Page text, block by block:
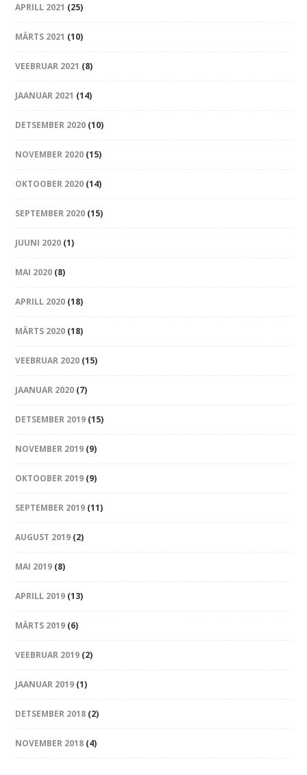
APRILL 2021 (25)
MÄRTS 2021 (10)
VEEBRUAR 2021 (8)
JAANUAR 2021 (14)
DETSEMBER 2020 (10)
NOVEMBER 2020 (15)
OKTOOBER 2020 (14)
SEPTEMBER 2020 (15)
JUUNI 2020 (1)
MAI 2020 (8)
APRILL 2020 (18)
MÄRTS 2020 (18)
VEEBRUAR 2020 (15)
JAANUAR 2020 (7)
DETSEMBER 2019 (15)
NOVEMBER 2019 (9)
OKTOOBER 2019 (9)
SEPTEMBER 2019 (11)
AUGUST 2019 (2)
MAI 2019 (8)
APRILL 2019 (13)
MÄRTS 2019 (6)
VEEBRUAR 2019 (2)
JAANUAR 2019 (1)
DETSEMBER 2018 (2)
NOVEMBER 2018 (4)